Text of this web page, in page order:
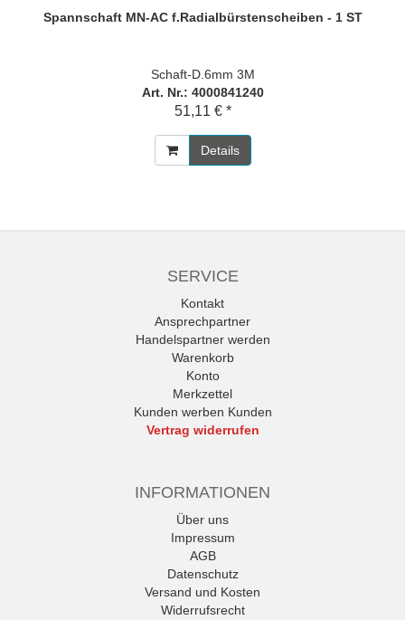
Spannschaft MN-AC f.Radialbürstenscheiben - 1 ST
Schaft-D.6mm 3M
Art. Nr.: 4000841240
51,11 € *
Details
SERVICE
Kontakt
Ansprechpartner
Handelspartner werden
Warenkorb
Konto
Merkzettel
Kunden werben Kunden
Vertrag widerrufen
INFORMATIONEN
Über uns
Impressum
AGB
Datenschutz
Versand und Kosten
Widerrufsrecht